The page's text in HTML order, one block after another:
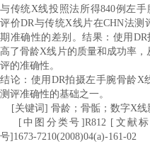
与传统X线投照法所得840例左手
评价DR与传统X线片在CHN法测
期准确性的差别。结果：使用 DR
高了骨龄X线片的质量和成功率，
评的准确性。
结论：使用 DR拍摄左手腕骨龄X
测评准确性的基础之一。
[关键词 ] 骨龄；骨骺；数字X线
[ 中图分类号 ]R812 [ 文献
号]1673-7210(2008)04(a)-161-02